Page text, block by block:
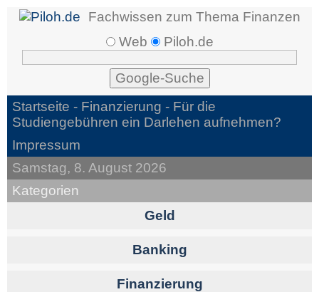
Fachwissen zum Thema Finanzen
Web
Piloh.de
Startseite - Finanzierung - Für die
Studiengebühren ein Darlehen aufnehmen?
Impressum
Samstag, 8. August 2026
Kategorien
Geld
Banking
Finanzierung